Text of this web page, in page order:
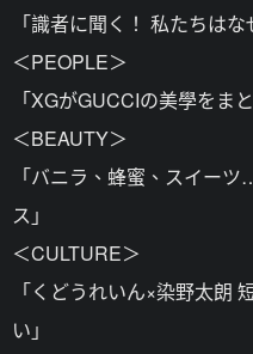
「識者に聞く！ 私たちはな
＜PEOPLE＞
「XGがGUCCIの美學をまと
＜BEAUTY＞
「バニラ、蜂蜜、スイー
ス」
＜CULTURE＞
「くどうれいん×染野太朗
い」